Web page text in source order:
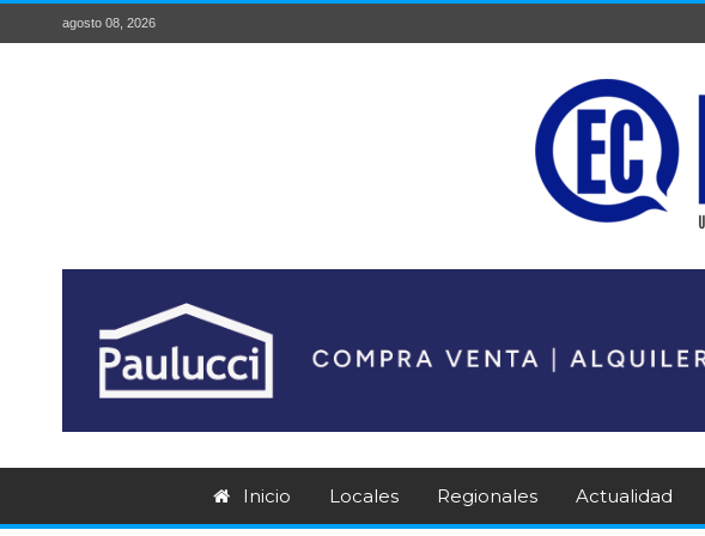
agosto 08, 2026
Inicio Locales Regionales Actualidad